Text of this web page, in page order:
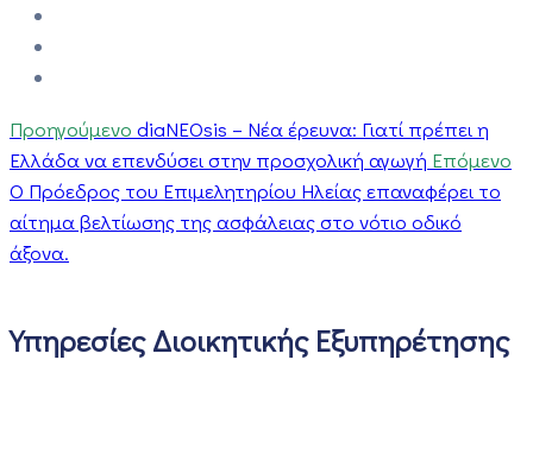
Προηγούμενο diaNEOsis – Νέα έρευνα: Γιατί πρέπει η
Ελλάδα να επενδύσει στην προσχολική αγωγή Επόμενο
Ο Πρόεδρος του Επιμελητηρίου Ηλείας επαναφέρει το
αίτημα βελτίωσης της ασφάλειας στο νότιο οδικό
άξονα.
Υπηρεσίες Διοικητικής Εξυπηρέτησης